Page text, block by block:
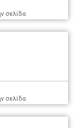
σελίδα
σελίδα